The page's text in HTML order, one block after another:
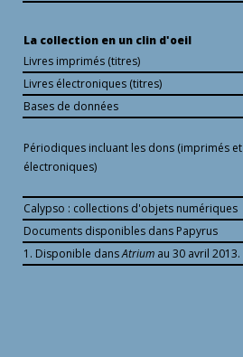
La collection en un clin d'oeil
1. Disponible dansAtrium au 30 avril 2013.
Livres imprimés (titres)
Livres électroniques (titres)
Bases de données
Périodiques incluant les dons (imprimés et
électroniques)
Calypso : collections d'objets numériques
Documents disponibles dans Papyrus